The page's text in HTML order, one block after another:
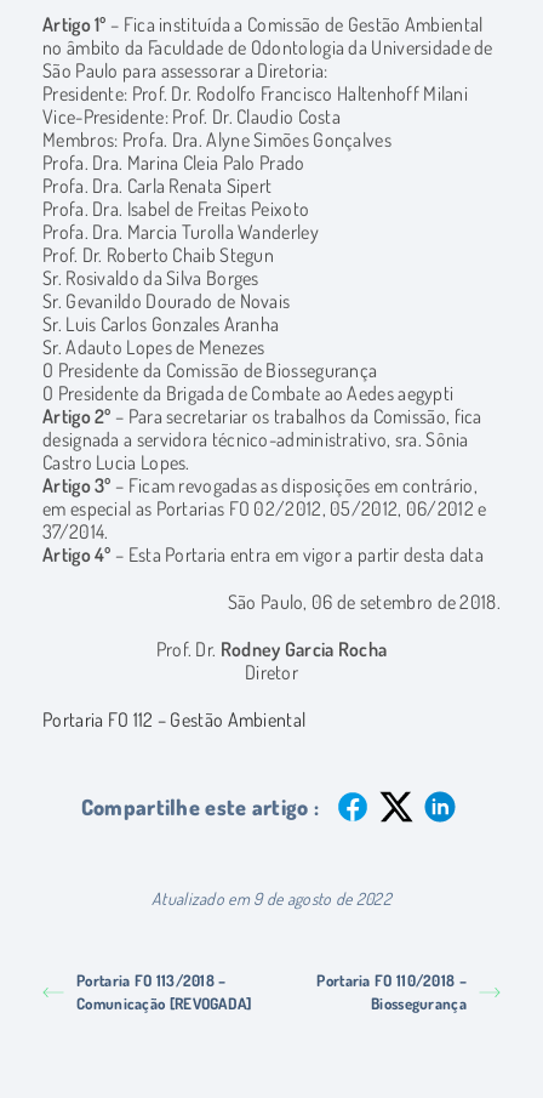
Artigo 1º – Fica instituída a Comissão de Gestão Ambiental
no âmbito da Faculdade de Odontologia da Universidade de
São Paulo para assessorar a Diretoria:
Presidente: Prof. Dr. Rodolfo Francisco Haltenhoff Milani
Vice-Presidente: Prof. Dr. Claudio Costa
Membros: Profa. Dra. Alyne Simões Gonçalves
Profa. Dra. Marina Cleia Palo Prado
Profa. Dra. Carla Renata Sipert
Profa. Dra. Isabel de Freitas Peixoto
Profa. Dra. Marcia Turolla Wanderley
Prof. Dr. Roberto Chaib Stegun
Sr. Rosivaldo da Silva Borges
Sr. Gevanildo Dourado de Novais
Sr. Luis Carlos Gonzales Aranha
Sr. Adauto Lopes de Menezes
O Presidente da Comissão de Biossegurança
O Presidente da Brigada de Combate ao Aedes aegypti
Artigo 2º – Para secretariar os trabalhos da Comissão, fica
designada a servidora técnico-administrativo, sra. Sônia
Castro Lucia Lopes.
Artigo 3º – Ficam revogadas as disposições em contrário,
em especial as Portarias FO 02/2012, 05/2012, 06/2012 e
37/2014.
Artigo 4º – Esta Portaria entra em vigor a partir desta data
São Paulo, 06 de setembro de 2018.
Prof. Dr. Rodney Garcia Rocha
Diretor
Portaria FO 112 – Gestão Ambiental
Compartilhe este artigo :
Atualizado em 9 de agosto de 2022
Portaria FO 113/2018 –
Comunicação [REVOGADA]
Portaria FO 110/2018 –
Biossegurança